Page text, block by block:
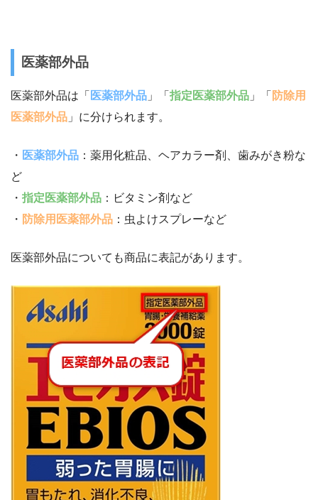
医薬部外品
医薬部外品は「 医薬部外品 」「 指定医薬部外品 」「 防除用
医薬部外品 」に分けられます。
・ 医薬部外品 ：薬用化粧品、ヘアカラー剤、歯みがき粉な
ど
・ 指定医薬部外品 ：ビタミン剤など
・ 防除用医薬部外品 ：虫よけスプレーなど
医薬部外品についても商品に表記があります。